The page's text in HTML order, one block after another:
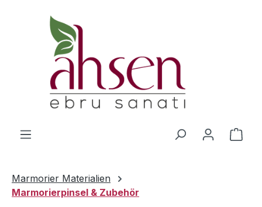
Zum Hauptinhalt springen
Marmorier Materialien
Marmorierpinsel & Zubehör